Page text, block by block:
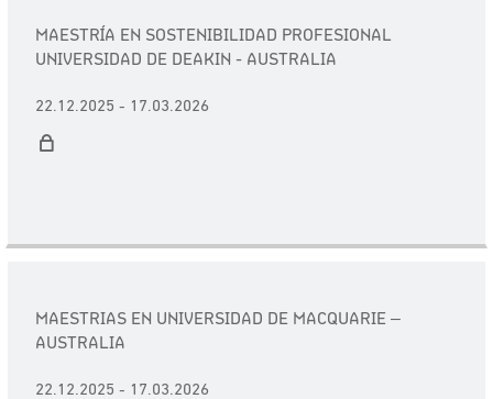
MAESTRÍA EN SOSTENIBILIDAD PROFESIONAL
UNIVERSIDAD DE DEAKIN - AUSTRALIA
22.12.2025 - 17.03.2026
MAESTRIAS EN UNIVERSIDAD DE MACQUARIE –
AUSTRALIA
22.12.2025 - 17.03.2026